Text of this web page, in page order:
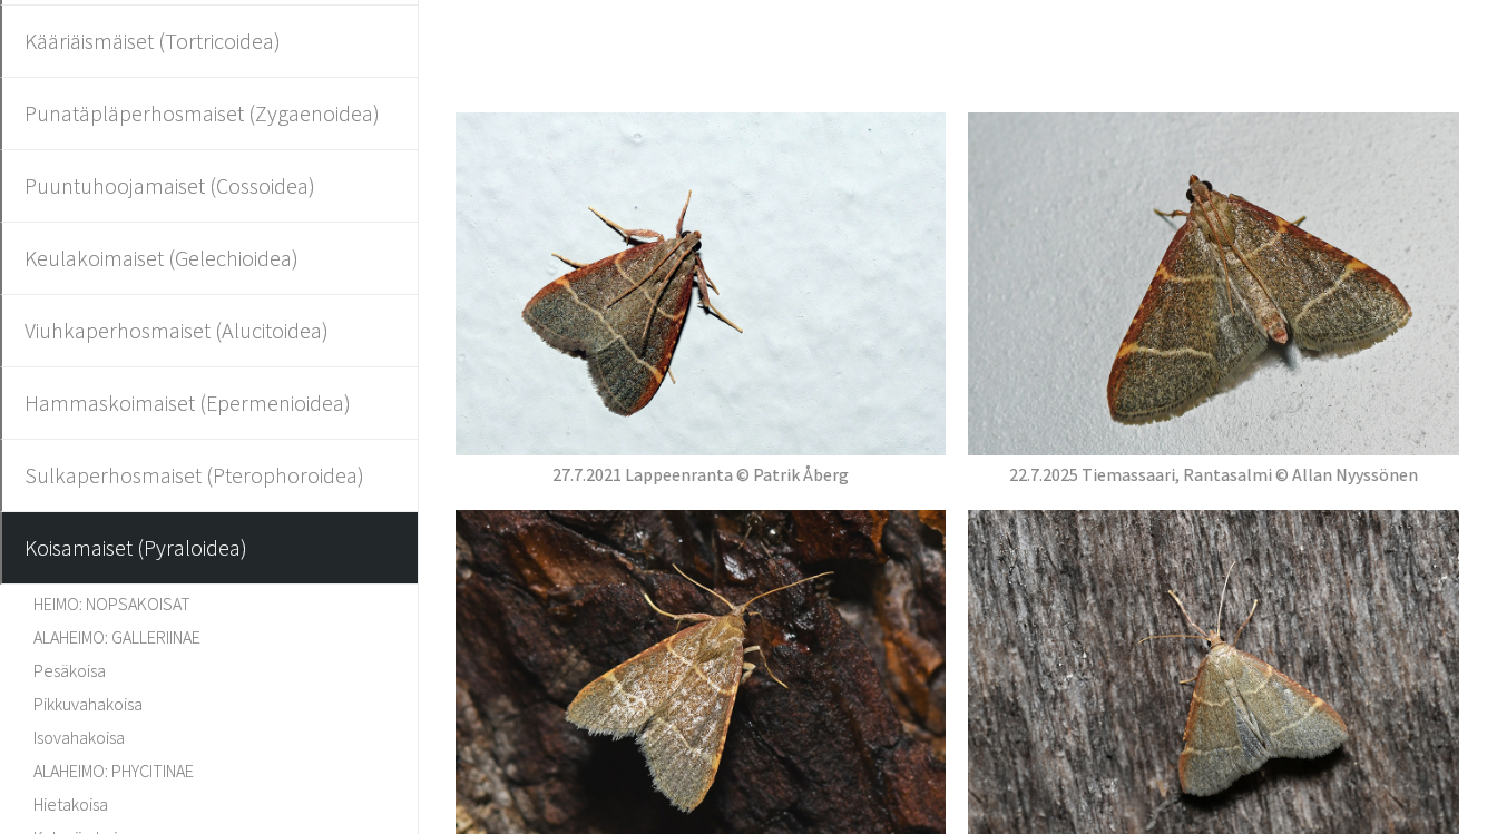
Kääriäismäiset (Tortricoidea)
Punatäpläperhosmaiset (Zygaenoidea)
Puuntuhoojamaiset (Cossoidea)
Keulakoimaiset (Gelechioidea)
Viuhkaperhosmaiset (Alucitoidea)
Hammaskoimaiset (Epermenioidea)
Sulkaperhosmaiset (Pterophoroidea)
Koisamaiset (Pyraloidea)
HEIMO: NOPSAKOISAT
ALAHEIMO: GALLERIINAE
Pesäkoisa
Pikkuvahakoisa
Isovahakoisa
ALAHEIMO: PHYCITINAE
Hietakoisa
27.7.2021 Lappeenranta © Patrik Åberg 22.7.2025 Tiemassaari, Rantasalmi © Allan Nyyssönen